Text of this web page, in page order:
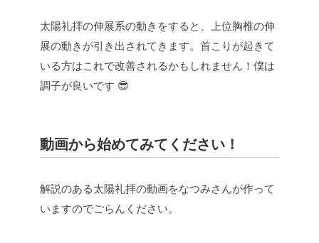
太陽礼拝の伸展系の動きをすると、上位胸椎の伸
展の動きが引き出されてきます。首こりが起きて
いる方はこれで改善されるかもしれません！僕は
調子が良いです 😎
動画から始めてみてください！
解説のある太陽礼拝の動画をなつみさんが作って
いますのでごらんください。